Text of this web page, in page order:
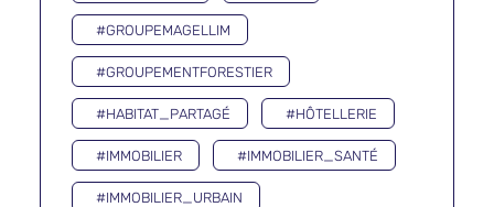
#GROUPEMAGELLIM
#GROUPEMENTFORESTIER
#HABITAT_PARTAGÉ #HÔTELLERIE
#IMMOBILIER #IMMOBILIER_SANTÉ
#IMMOBILIER_URBAIN